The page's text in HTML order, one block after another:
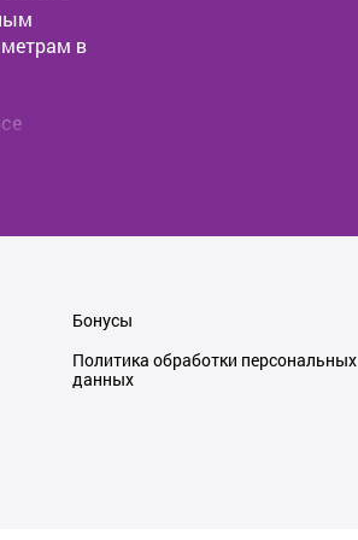
в
к
Бонусы
Политика обработки персональных
данных